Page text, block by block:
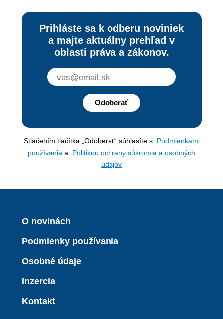
Prihláste sa k odberu noviniek
a majte aktuálny prehľad v
oblasti práva a zákonov.
Odoberať
Stlačením tlačítka „Odoberať“ súhlasíte s Podmienkami
používania a Politikou ochrany súkromia a osobných
údajov
O novinách
Podmienky používania
Osobné údaje
Inzercia
Kontakt